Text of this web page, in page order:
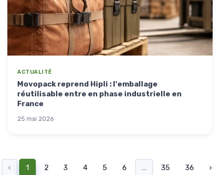
ACTUALITÉ
Movopack reprend Hipli : l'emballage
réutilisable entre en phase industrielle en
France
25 mai 2026
‹ 1 2 3 4 5 6 ... 35 36 ›